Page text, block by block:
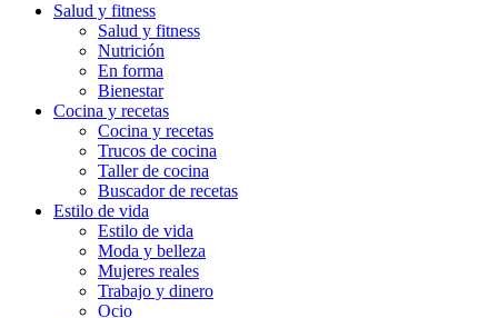
Salud y fitness
Salud y fitness
Nutrición
En forma
Bienestar
Cocina y recetas
Cocina y recetas
Trucos de cocina
Taller de cocina
Buscador de recetas
Estilo de vida
Estilo de vida
Moda y belleza
Mujeres reales
Trabajo y dinero
Ocio